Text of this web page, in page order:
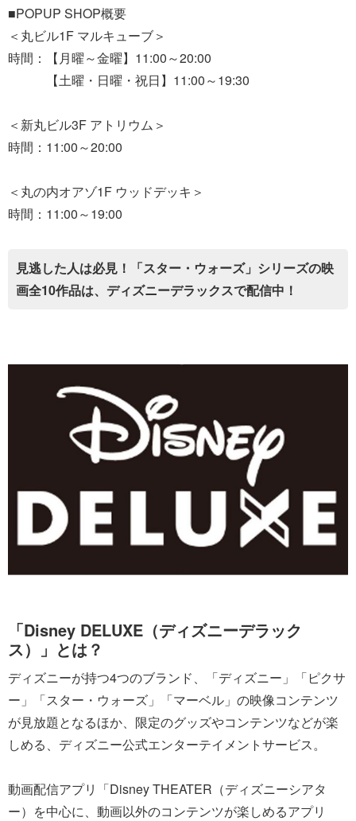
■POPUP SHOP概要
＜丸ビル1F マルキューブ＞
時間：【月曜～金曜】11:00～20:00
【土曜・日曜・祝日】11:00～19:30
＜新丸ビル3F アトリウム＞
時間：11:00～20:00
＜丸の内オアゾ1F ウッドデッキ＞
時間：11:00～19:00
見逃した人は必見！「スター・ウォーズ」シリーズの映
画全10作品は、ディズニーデラックスで配信中！
「Disney DELUXE（ディズニーデラック
ス）」とは？
ディズニーが持つ4つのブランド、「ディズニー」「ピクサ
ー」「スター・ウォーズ」「マーベル」の映像コンテンツ
が見放題となるほか、限定のグッズやコンテンツなどが楽
しめる、ディズニー公式エンターテイメントサービス。
動画配信アプリ「Disney THEATER（ディズニーシアタ
ー）を中心に、動画以外のコンテンツが楽しめるアプリ